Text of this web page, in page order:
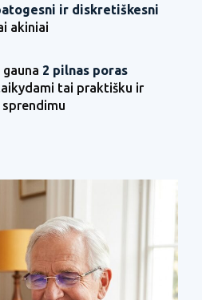
ir diskretiškesni
akiniai
2 pilnas poras
tai praktišku ir